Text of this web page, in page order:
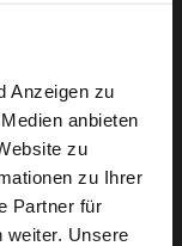
Anzeigen zu
anbieten
zu
zu Ihrer
Partner für
weiter. Unsere